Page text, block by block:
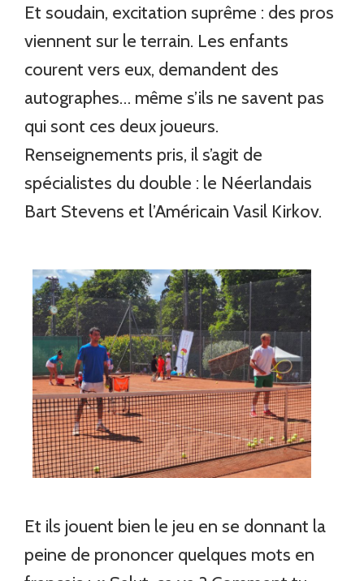
Et soudain, excitation suprême : des pros
viennent sur le terrain. Les enfants
courent vers eux, demandent des
autographes… même s’ils ne savent pas
qui sont ces deux joueurs.
Renseignements pris, il s’agit de
spécialistes du double : le Néerlandais
Bart Stevens et l’Américain Vasil Kirkov.
Et ils jouent bien le jeu en se donnant la
peine de prononcer quelques mots en